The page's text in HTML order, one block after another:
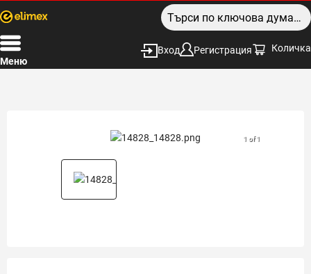
Меню
Вход Регистрация Количка
1 of 1